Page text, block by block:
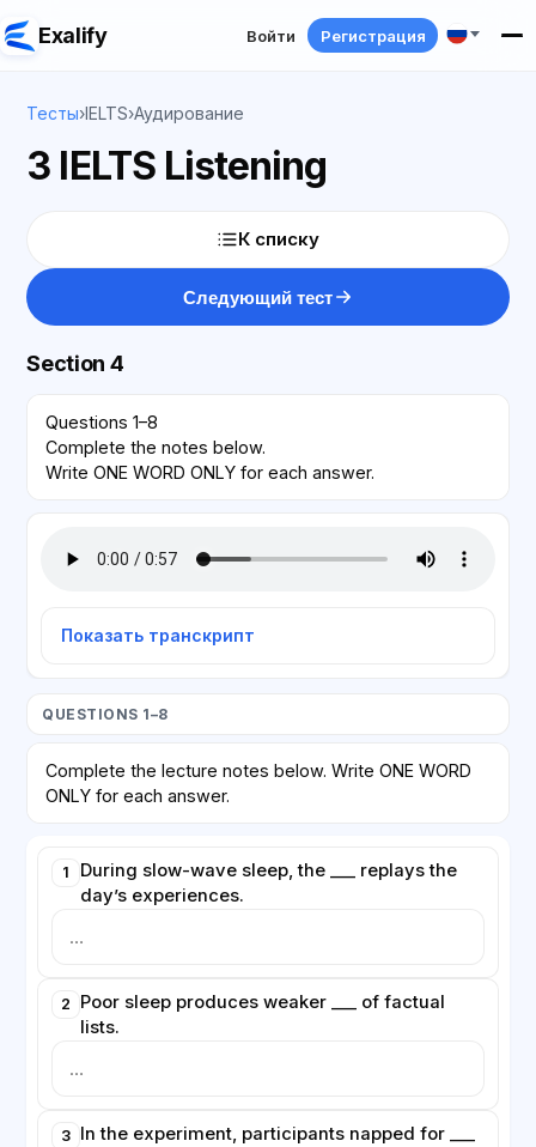
Exalify Войти Регистрация
Тесты›IELTS›Аудирование
3 IELTS Listening
К списку
Следующий тест
Section 4
Questions 1–8
Complete the notes below.
Write ONE WORD ONLY for each answer.
Показать транскрипт
QUESTIONS 1–8
Complete the lecture notes below. Write ONE WORD
ONLY for each answer.
1
During slow-wave sleep, the ___ replays the
day’s experiences.
2
Poor sleep produces weaker ___ of factual
lists.
3 In the experiment, participants napped for ___